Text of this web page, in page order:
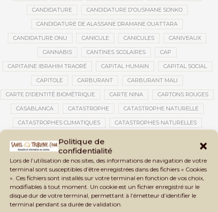
Politique de
confidentialité
Lors de l’utilisation de nos sites, des informations de navigation de votre
terminal sont susceptibles d’être enregistrées dans des fichiers « Cookies
». Ces fichiers sont installés sur votre terminal en fonction de vos choix,
modifiables à tout moment. Un cookie est un fichier enregistré sur le
disque dur de votre terminal, permettant à l’émetteur d’identifier le
terminal pendant sa durée de validation.
CANDIDATURE CANDIDATURE D'OUSMANE SONKO
CANDIDATURE DE ALASSANE DRAMANE OUATTARA
CANDIDATURE ONU CANICULE CANICULES CANIVEAUX
CANNABIS CANTINES SCOLAIRES CAP
CAPITAINE IBRAHIM TRAORÉ CAPITAL HUMAIN CAPITAL SOCIAL
CAPITOLE CARBURANT CARBURANT MALI
CARTE D’IDENTITÉ BIOMÉTRIQUE CARTE NINA CARTONS ROUGES
CASABLANCA CATASTROPHE CATASTROPHE NATURELLE
CATASTROPHES CLIMATIQUES CATASTROPHES NATURELLES
CÉDÉAO CEDEAO CEI CÉLÉBRATION NATIONALE CEMAC
CEMAPI CEN-SNESUP CENOU CENSURE
CENTRAFRIQUE CENTRALE SOLAIRE
CENTRALE SOLAIRE DE SANANKOROBA CENTRALES SOLAIRES
CENTRE D'INTELLIGENCE ARTIFICIELLE